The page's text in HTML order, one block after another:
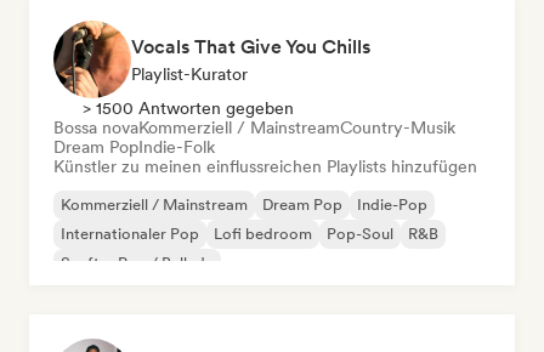
Vocals That Give You Chills
Playlist-Kurator
> 1500 Antworten gegeben
Bossa novaKommerziell / MainstreamCountry-Musik
Dream PopIndie-Folk
Künstler zu meinen einflussreichen Playlists hinzufügen
Kommerziell / Mainstream Dream Pop
Indie-Pop
Internationaler Pop
Lofi bedroom Pop-Soul
R&B
Sanfter Pop / Ballade